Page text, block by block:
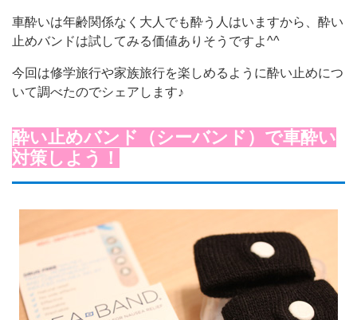
車酔いは年齢関係なく大人でも酔う人はいますから、酔い
止めバンドは試してみる価値ありそうですよ^^
今回は修学旅行や家族旅行を楽しめるように酔い止めにつ
いて調べたのでシェアします♪
酔い止めバンド（シーバンド）で車酔い
対策しよう！